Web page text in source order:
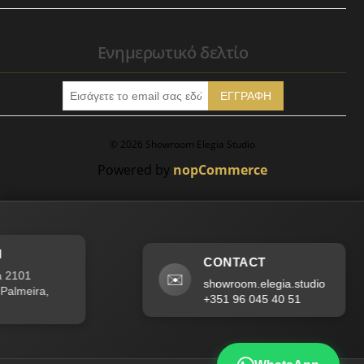
Ενημερωτικό δελτίο
ΕΓΓΡΑΦΉ
© 2026 Showroom Elegia Studio
Powered by nopCommerce
✉️
CONTACT
showroom.elegia.studio
+351 96 045 40 51